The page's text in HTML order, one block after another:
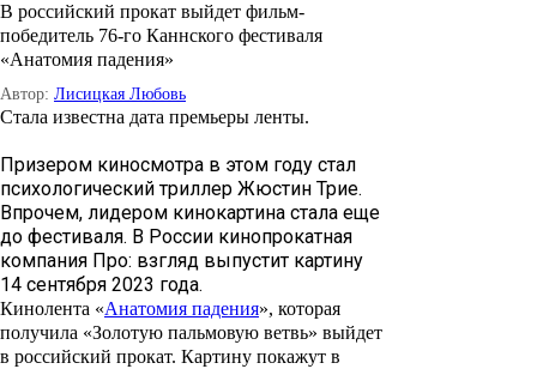
В российский прокат выйдет фильм-
победитель 76-го Каннского фестиваля
«Анатомия падения»
Автор: Лисицкая Любовь
Стала известна дата премьеры ленты.
Призером киносмотра в этом году стал
психологический триллер Жюстин Трие.
Впрочем, лидером кинокартина стала еще
до фестиваля. В России кинопрокатная
компания Про: взгляд выпустит картину
14 сентября 2023 года.
Кинолента «Анатомия падения», которая
получила «Золотую пальмовую ветвь» выйдет
в российский прокат. Картину покажут в